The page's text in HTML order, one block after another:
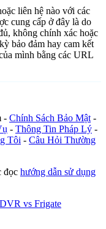
liên hệ nào với các
cung cấp ở đây là do
không chính xác hoặc
bảo đảm hay cam kết
mình bằng các URL
- Chính Sách Bảo Mật -
- Thông Tin Pháp Lý -
Tôi - Câu Hỏi Thường
đọc hướng dẫn sử dụng
vs Frigate